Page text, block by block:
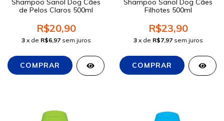
Shampoo Sanol Dog Cães
de Pelos Claros 500ml
R$20,90
3 x de R$6,97 sem juros
Shampoo Sanol Dog Cães
Filhotes 500ml
R$23,90
3 x de R$7,97 sem juros